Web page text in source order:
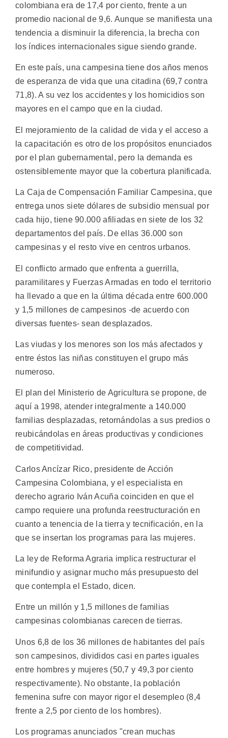
colombiana era de 17,4 por ciento, frente a un
promedio nacional de 9,6. Aunque se manifiesta una
tendencia a disminuir la diferencia, la brecha con
los índices internacionales sigue siendo grande.
En este país, una campesina tiene dos años menos
de esperanza de vida que una citadina (69,7 contra
71,8). A su vez los accidentes y los homicidios son
mayores en el campo que en la ciudad.
El mejoramiento de la calidad de vida y el acceso a
la capacitación es otro de los propósitos enunciados
por el plan gubernamental, pero la demanda es
ostensiblemente mayor que la cobertura planificada.
La Caja de Compensación Familiar Campesina, que
entrega unos siete dólares de subsidio mensual por
cada hijo, tiene 90.000 afiliadas en siete de los 32
departamentos del país. De ellas 36.000 son
campesinas y el resto vive en centros urbanos.
El conflicto armado que enfrenta a guerrilla,
paramilitares y Fuerzas Armadas en todo el territorio
ha llevado a que en la última década entre 600.000
y 1,5 millones de campesinos -de acuerdo con
diversas fuentes- sean desplazados.
Las viudas y los menores son los más afectados y
entre éstos las niñas constituyen el grupo más
numeroso.
El plan del Ministerio de Agricultura se propone, de
aquí a 1998, atender integralmente a 140.000
familias desplazadas, retornándolas a sus predios o
reubicándolas en áreas productivas y condiciones
de competitividad.
Carlos Ancízar Rico, presidente de Acción
Campesina Colombiana, y el especialista en
derecho agrario Iván Acuña coinciden en que el
campo requiere una profunda reestructuración en
cuanto a tenencia de la tierra y tecnificación, en la
que se insertan los programas para las mujeres.
La ley de Reforma Agraria implica restructurar el
minifundio y asignar mucho más presupuesto del
que contempla el Estado, dicen.
Entre un millón y 1,5 millones de familias
campesinas colombianas carecen de tierras.
Unos 6,8 de los 36 millones de habitantes del país
son campesinos, divididos casi en partes iguales
entre hombres y mujeres (50,7 y 49,3 por ciento
respectivamente). No obstante, la población
femenina sufre con mayor rigor el desempleo (8,4
frente a 2,5 por ciento de los hombres).
Los programas anunciados "crean muchas